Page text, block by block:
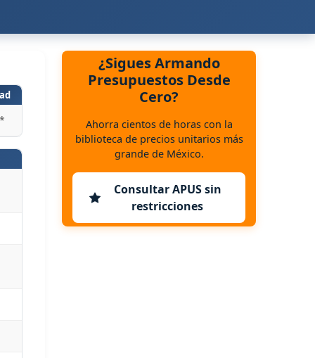
¿Sigues Armando
Presupuestos Desde
Cero?
Ahorra cientos de horas con la
biblioteca de precios unitarios más
grande de México.
Consultar APUS sin
restricciones